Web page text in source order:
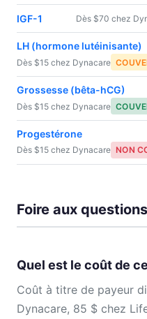
IGF-1 Dès $70 chez
LH (hormone lutéinisante)
Dès $15 chez Dynacare
Grossesse (bêta-hCG)
Dès $15 chez Dynacare
Progestérone
Dès $15 chez Dynacare NON
Foire aux questions
Quel est le coût de
Coût à titre de payeur
Dynacare, 85 $ chez